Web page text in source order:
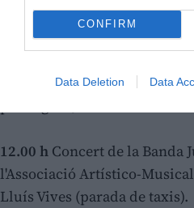
CONFIRM
Data Deletion Data
10.00 hObertura al públic de
les Associacions, al passeig
Obertura al públic
12.00 h Concert de la Banda
l'Associació Artístico-
Lluís Vives (parada de taxis).